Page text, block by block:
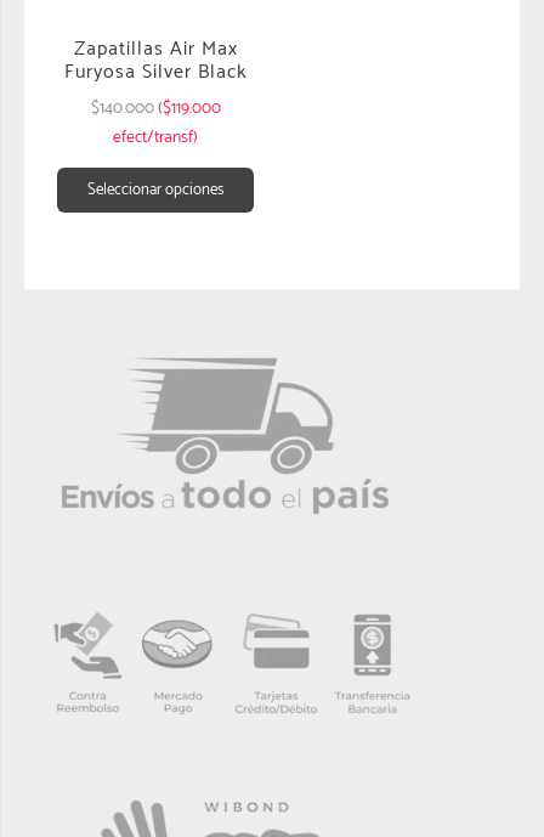
Zapatillas Air Max
Furyosa Silver Black
$140.000($119.000
efect/transf)
Seleccionar opciones